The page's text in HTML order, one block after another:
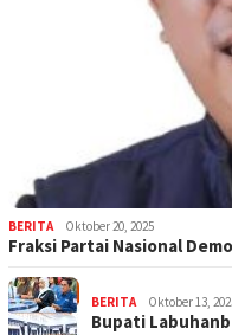
BERITA Oktober 20, 2025
Fraksi Partai Nasional
BERITA Oktober 13,
Bupati